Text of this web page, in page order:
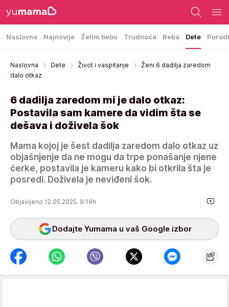
Naslovna Najnovije Želim bebu Trudnoća Beba Dete
Naslovna Dete Život i vaspitanje
Ženi 6 dadilja zaredom
dalo otkaz
6 dadilja zaredom mi je dalo otkaz:
Postavila sam kamere da vidim šta se
dešava i doživela šok
Mama kojoj je šest dadilja zaredom dalo otkaz uz
objašnjenje da ne mogu da trpe ponašanje njene
ćerke, postavila je kameru kako bi otkrila šta je
posredi. Doživela je neviđeni šok.
Objavljeno 12.05.2025. 9:16h
Dodajte Yumama u vaš Google izbor